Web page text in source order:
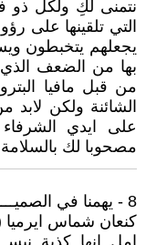
نتمنى لكِ ولكل ذو
التي تلقينها على
يجعلهم يتخبطون
بها من الضعف الذي
من قبل مافيا
الشائنة ولكن
على ايدي
مصحوبا لك
8 - يهمنا في الصميـــــــــــم
كنعان شماس ايرميا ( 2010 / 4 / 1 -